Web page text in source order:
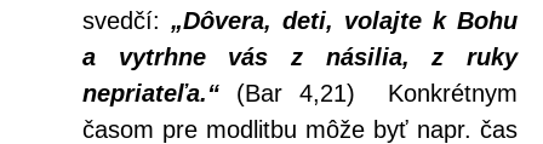
svedčí: „Dôvera, deti, volajte k Bohu
a vytrhne vás z násilia, z ruky
nepriateľa.“ (Bar 4,21) Konkrétnym
časom pre modlitbu môže byť napr. čas